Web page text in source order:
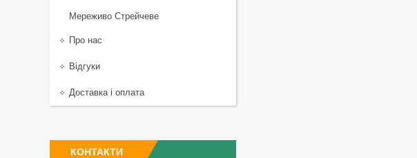
Мереживо Стрейчеве
Про нас
Відгуки
Доставка і оплата
КОНТАКТИ